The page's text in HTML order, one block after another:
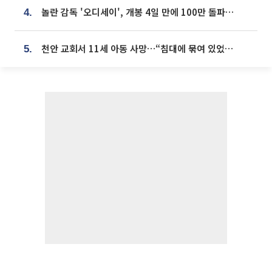
4. 놀란 감독 '오디세이', 개봉 4일 만에 100만 돌파⋯'왕사남' 보다 빠르다
5. 천안 교회서 11세 아동 사망…“침대에 묶여 있었다” 진술 확보